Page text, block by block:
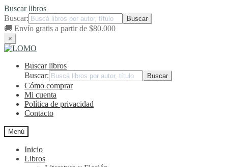
Buscar libros
Buscar:
🚚 Envío gratis a partir de $80.000
×
Ir
navegación
Ir
contenidoBuscar libros
Buscar:
Cómo comprar
Mi cuenta
Política de privacidad
Contacto
Menú
Inicio
Libros